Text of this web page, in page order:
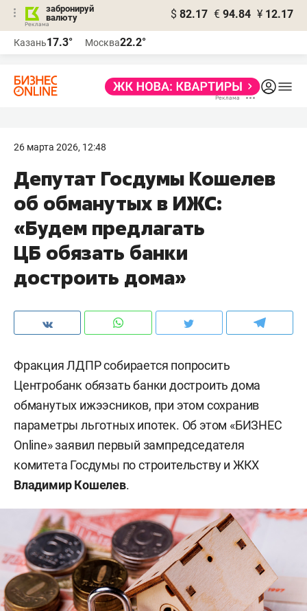
забронируй
валюту
$ 82.17 € 94.84 ¥ 12.17
Казань17.3° Москва22.2°
26 марта 2026, 12:48
Депутат Госдумы Кошелев
об обманутых в ИЖС:
«Будем предлагать
ЦБ обязать банки
достроить дома»
Фракция ЛДПР собирается попросить
Центробанк обязать банки достроить дома
обманутых ижээсников, при этом сохранив
параметры льготных ипотек. Об этом «БИЗНЕС
Online» заявил первый зампредседателя
комитета Госдумы по строительству и ЖКХ
Владимир Кошелев.